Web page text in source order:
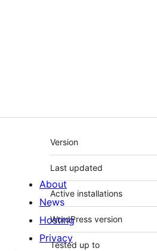
ཟུར་
བརྗོད།
Version
Last updated
Active installations
WordPress version
Tested up to
About
News
Hosting
Privacy